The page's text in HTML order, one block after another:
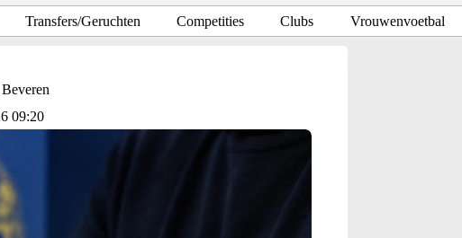
Transfers/Geruchten Competities Clubs Vrouwenvoetbal
09:20